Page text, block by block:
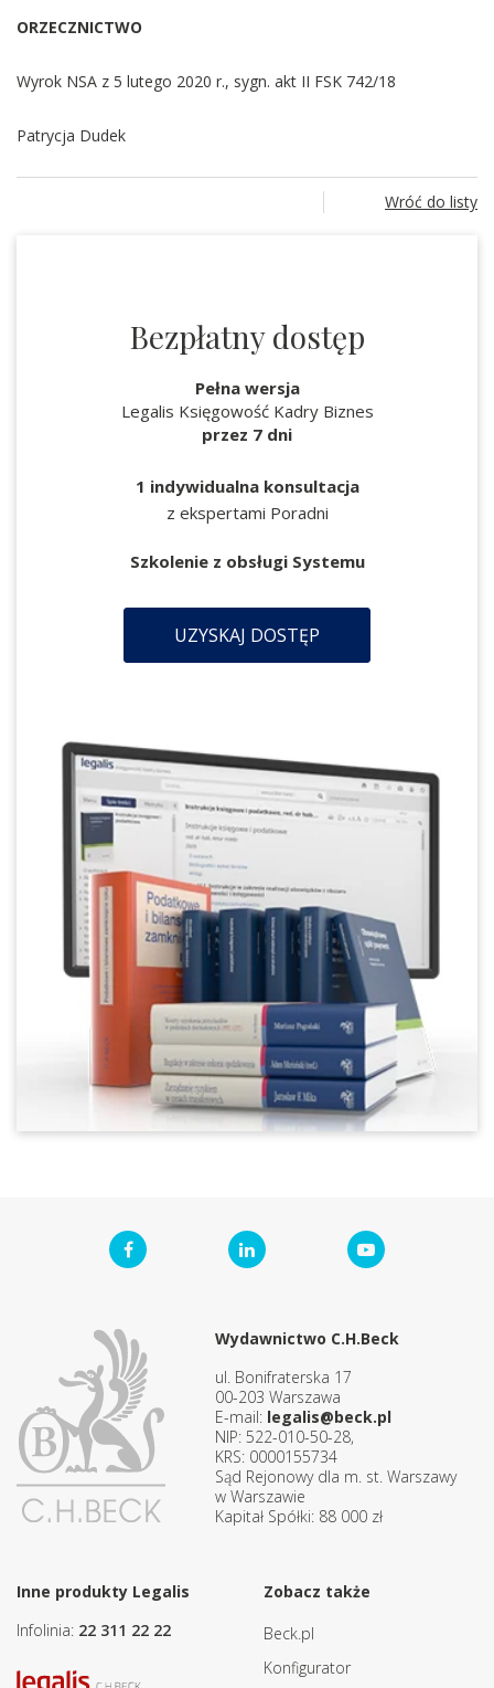
ORZECZNICTWO
Wyrok NSA z 5 lutego 2020 r., sygn. akt II FSK 742/18
Patrycja Dudek
Wróć do listy
Bezpłatny dostęp
Pełna wersja
Legalis Księgowość Kadry Biznes
przez 7 dni
1 indywidualna konsultacja
z ekspertami Poradni
Szkolenie z obsługi Systemu
UZYSKAJ DOSTĘP
Wydawnictwo C.H.Beck
ul. Bonifraterska 17
00-203 Warszawa
E-mail: legalis@beck.pl
NIP: 522-010-50-28,
KRS: 0000155734
Sąd Rejonowy dla m. st. Warszawy
w Warszawie
Kapitał Spółki: 88 000 zł
Inne produkty Legalis
Infolinia: 22 311 22 22
Zobacz także
Beck.pl
Konfigurator